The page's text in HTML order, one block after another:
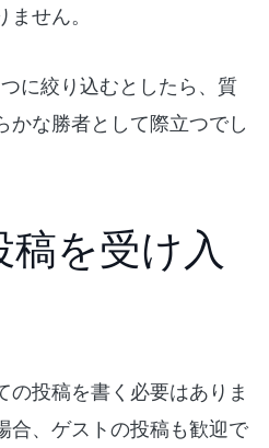
せん。
に絞り込むとしたら、質
かな勝者として際立つでし
を受け入
の投稿を書く必要はありま
、ゲストの投稿も歓迎で